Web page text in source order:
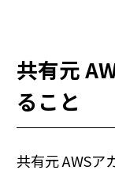
共有元
ること
共有元 AWSア